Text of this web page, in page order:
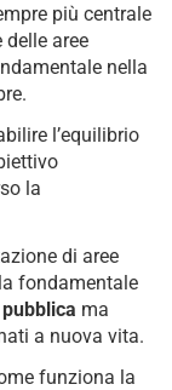
più centrale
aree
nella
l’equilibrio
la
di aree
fondamentale
ma
a nuova vita.
funziona la